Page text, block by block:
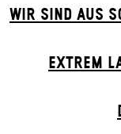
WIR SIND AUS
EXTREM